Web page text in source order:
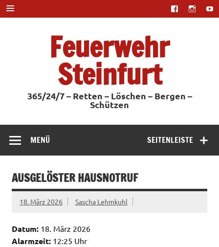
Zum
Inhalt
springen
Feuerwehr
Steinfurt
365/24/7 – Retten – Löschen – Bergen –
Schützen
SEITENLEISTE
MENÜ
AUSGELÖSTER HAUSNOTRUF
18. März 2026 Sascha Lehmkuhl
Datum: 18. März 2026
Alarmzeit: 12:25 Uhr